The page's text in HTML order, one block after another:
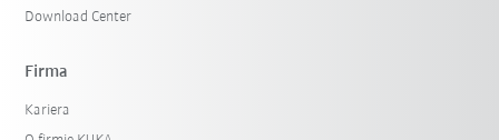
Download Center
Firma
Kariera